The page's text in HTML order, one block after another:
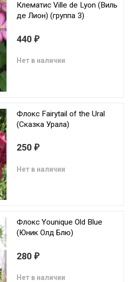
Клематис Ville de Lyon (Виль
де Лион) (группа 3)
440 ₽
Нет в наличии
Флокс Fairytail of the Ural
(Сказка Урала)
250 ₽
Нет в наличии
Флокс Younique Old Blue
(Юник Олд Блю)
280 ₽
Нет в наличии